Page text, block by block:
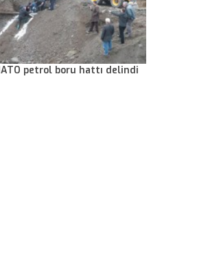
petrol boru hattı delindi